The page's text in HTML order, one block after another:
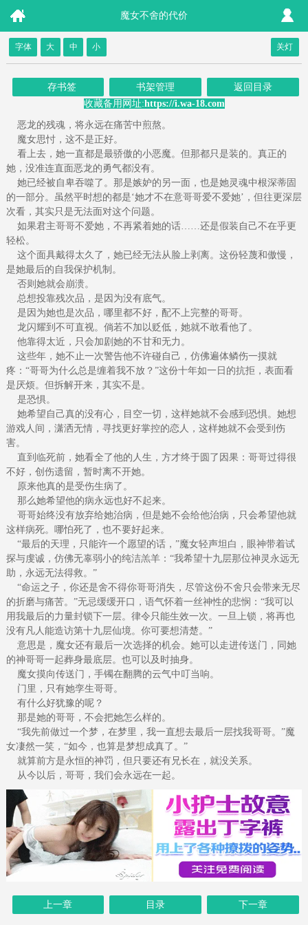
魔女不舍的代价
字体 大 中 小 关灯
存书签 书架管理
返回目录
收藏备用网址:https://i.wa-18.com
恶龙的残魂，将永远在痛苦中煎熬。
魔女思忖，这不是正好。
看上去，她一直都是最骄傲的小恶魔。但那都只是装的。真正的
她，没准连直面恶龙的勇气都没有。
她已经被自卑吞噬了。那是嫉妒的另一面，也是她灵魂中根深蒂固
的一部分。虽然平时想的都是‘她才不在意哥哥爱不爱她’，但往更深层
次看，其实只是无法面对这个问题。
如果君主哥哥不爱她，不再紧着她的话……还是假装自己不在乎更
轻松。
这个面具戴得太久了，她已经无法从脸上剥离。这份轻蔑和傲慢，
是她最后的自我保护机制。
否则她就会崩溃。
总想投靠残次品，是因为没有底气。
是因为她也是次品，哪里都不好，配不上完整的哥哥。
龙闪耀到不可直视。倘若不加以贬低，她就不敢看他了。
他靠得太近，只会加剧她的不甘和无力。
这些年，她不止一次警告他不许碰自己，仿佛遍体鳞伤一摸就
疼：“哥哥为什么总是缠着我不放？”这份十年如一日的抗拒，表面看
是厌烦。但拆解开来，其实不是。
是恐惧。
她希望自己真的没有心，目空一切，这样她就不会感到恐惧。她想
游戏人间，潇洒无情，寻找更好掌控的恋人，这样她就不会受到伤
害。
直到临死前，她看全了他的人生，方才终于圆了因果：哥哥过得很
不好，创伤遗留，暂时离不开她。
原来他真的是受伤生病了。
那么她希望他的病永远也好不起来。
哥哥始终没有放弃给她治病，但是她不会给他治病，只会希望他就
这样病死。哪怕死了，也不要好起来。
“最后的天理，只能许一个愿望的话，”魔女轻声坦白，眼神带着试
探与虔诚，仿佛无辜弱小的纯洁羔羊：“我希望十九层那位神灵永远无
助，永远无法得救。”
“命运之子，你还是舍不得你哥哥消失，尽管这份不舍只会带来无尽
的折磨与痛苦。”无忌缓缓开口，语气怀着一丝神性的悲悯：“我可以
用我最后的力量封锁下一层。律令只能生效一次。一旦上锁，将再也
没有凡人能造访第十九层仙境。你可要想清楚。”
意思是，魔女还有最后一次选择的机会。她可以走进传送门，同她
的神哥哥一起葬身最底层。也可以及时抽身。
魔女摸向传送门，手镯在翻腾的云气中叮当响。
门里，只有她孪生哥哥。
有什么好犹豫的呢？
那是她的哥哥，不会把她怎么样的。
“我先前做过一个梦，在梦里，我一直想去最后一层找我哥哥。”魔
女凄然一笑，“如今，也算是梦想成真了。”
就算前方是永恒的神罚，但只要还有兄长在，就没关系。
从今以后，哥哥，我们会永远在一起。
上一章 目录 下一章